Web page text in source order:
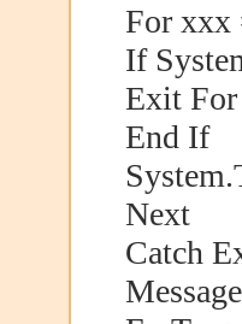
For xxx
If
Exit For
End If
Next
Catch